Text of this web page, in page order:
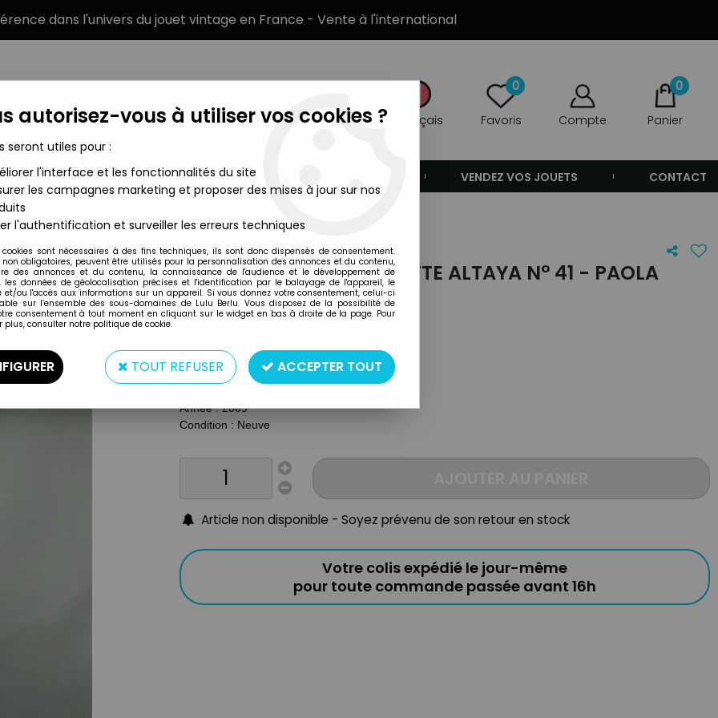
dans l'univers du jouet vintage en France - Vente à l'international
Français
0
Favoris Compte
0
Panier
MARQUES TYPE DE PRODUIT VENDEZ VOS JOUETS CONTACT
Paola
Altaya
MILO MANARA - STATUETTE ALTAYA N° 41 - PAOLA
AR0002969
Matière : Résine
Taille : 16cm environ
Année : 2009
Condition : Neuve
Article non disponible - Soyez prévenu de son retour en stock
Votre colis expédié le jour-même
pour toute commande passée avant 16h
autorisez-vous à utiliser vos cookies ?
seront utiles pour :
l'interface et les fonctionnalités du site
les campagnes marketing et proposer des mises à jour sur nos
l'authentification et surveiller les erreurs techniques
cookies sont nécessaires à des fins techniques, ils sont donc dispensés de consentement.
non obligatoires, peuvent être utilisés pour la personnalisation des annonces et du contenu,
des annonces et du contenu, la connaissance de l'audience et le développement de
les données de géolocalisation précises et l'identification par le balayage de l'appareil, le
et/ou l'accès aux informations sur un appareil. Si vous donnez votre consentement, celui-ci
sur l’ensemble des sous-domaines de Lulu Berlu. Vous disposez de la possibilité de
consentement à tout moment en cliquant sur le widget en bas à droite de la page. Pour
plus, consulter notre politique de cookie.
TOUT REFUSER ACCEPTER TOUT